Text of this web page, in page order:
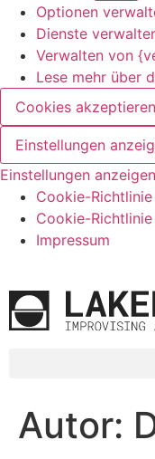
Optionen
Dienste
Verwalten von
Lese mehr über
Cookies akzeptieren
Einstellungen
Einstellungen anzeigen
Cookie-Richtlinie
Cookie-Richtlinie
Impressum
Autor: